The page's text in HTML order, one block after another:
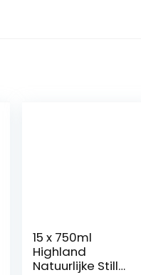
15 x 750ml
Highland
Natuurlijke Still